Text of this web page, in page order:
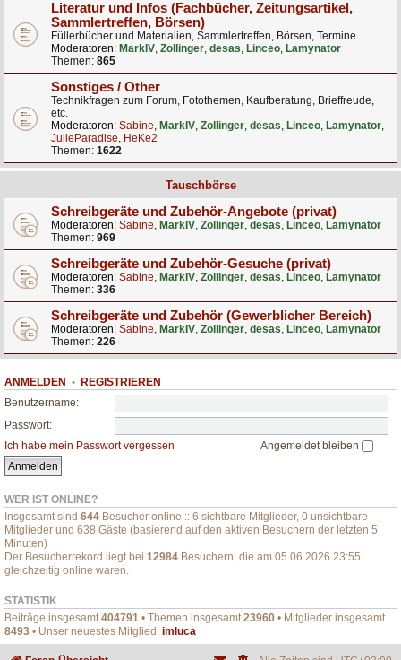
Literatur und Infos (Fachbücher, Zeitungsartikel,
Sammlertreffen, Börsen)
Füllerbücher und Materialien, Sammlertreffen, Börsen, Termine
Moderatoren: MarkIV, Zollinger, desas, Linceo, Lamynator
Themen: 865
Sonstiges / Other
Technikfragen zum Forum, Fotothemen, Kaufberatung, Brieffreude,
etc.
Moderatoren: Sabine, MarkIV, Zollinger, desas, Linceo, Lamynator,
JulieParadise, HeKe2
Themen: 1622
Tauschbörse
Schreibgeräte und Zubehör-Angebote (privat)
Moderatoren: Sabine, MarkIV, Zollinger, desas, Linceo, Lamynator
Themen: 969
Schreibgeräte und Zubehör-Gesuche (privat)
Moderatoren: Sabine, MarkIV, Zollinger, desas, Linceo, Lamynator
Themen: 336
Schreibgeräte und Zubehör (Gewerblicher Bereich)
Moderatoren: Sabine, MarkIV, Zollinger, desas, Linceo, Lamynator
Themen: 226
ANMELDEN • REGISTRIEREN
Benutzername:
Passwort:
Ich habe mein Passwort vergessen
Angemeldet bleiben
WER IST ONLINE?
Insgesamt sind 644 Besucher online :: 6 sichtbare Mitglieder, 0 unsichtbare
Mitglieder und 638 Gäste (basierend auf den aktiven Besuchern der letzten 5
Minuten)
Der Besucherrekord liegt bei 12984 Besuchern, die am 05.06.2026 23:55
gleichzeitig online waren.
STATISTIK
Beiträge insgesamt404791 • Themen insgesamt23960 • Mitglieder insgesamt
8493 • Unser neuestes Mitglied: imluca